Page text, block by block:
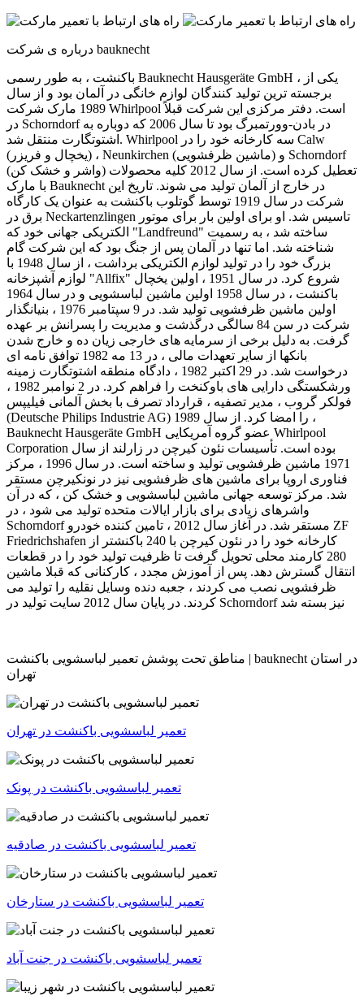
درباره ی شرکت bauknecht
باکنشت ، به طور رسمی Bauknecht Hausgeräte GmbH ، یکی از
برجسته ترین تولید کنندگان لوازم خانگی در آلمان بود و از سال
1989 مارک شرکت Whirlpool است. دفتر مرکزی این شرکت قبلاً
در Schorndorf در بادن-وورتمبرگ بود تا سال 2006 که دوباره به
اشتوتگارت منتقل شد. Whirlpool سه کارخانه خود را در Calw
(یخچال و فریزر) ، Neunkirchen (ماشین ظرفشویی) و Schorndorf
(واشر و خشک کن) تعطیل کرده است. از سال 2012 کلیه محصولات
با مارک Bauknecht در خارج از آلمان تولید می شوند. تاریخ این
شرکت در سال 1919 توسط گوتلوب باکنشت به عنوان یک کارگاه
برق در Neckartenzlingen تاسیس شد. او برای اولین بار برای موتور
الکتریکی جهانی خود که "Landfreund" ساخته شد ، به رسمیت
شناخته شد. اما تنها در آلمان پس از جنگ بود که این شرکت گام
بزرگ خود را در تولید لوازم الکتریکی برداشت ، از سال 1948 با
لوازم آشپزخانه "Allfix" شروع کرد. در سال 1951 ، اولین یخچال
باکنشت ، در سال 1958 اولین ماشین لباسشویی و در سال 1964
اولین ماشین ظرفشویی تولید شد. در 9 سپتامبر 1976 ، بنیانگذار
شرکت در سن 84 سالگی درگذشت و مدیریت را پسرانش بر عهده
گرفت. به دلیل برخی از سرمایه های خارجی زیان ده و خارج شدن
بانکها از سایر تعهدات مالی ، در 13 مه 1982 توافق نامه ای
درخواست شد. در 29 اکتبر 1982 ، دادگاه منطقه اشتوتگارت زمینه
ورشکستگی دارایی های باوکنخت را فراهم کرد. در 2 نوامبر 1982 ،
فولکر گروب ، مدیر تصفیه ، قرارداد تصرف با بخش آلمانی فیلیپس
(Deutsche Philips Industrie AG) را امضا کرد. از سال 1989 ،
Bauknecht Hausgeräte GmbH عضو گروه آمریکایی Whirlpool
Corporation بوده است. تأسیسات نئون کیرچن در زارلند از سال
1971 ماشین ظرفشویی تولید و ساخته است. در سال 1996 ، مرکز
فناوری اروپا برای ماشین های ظرفشویی نیز در نونکیرچن مستقر
شد. مرکز توسعه جهانی ماشین لباسشویی و خشک کن ، که در آن
واشرهای زیادی برای بازار ایالات متحده تولید می شود ، در
Schorndorf مستقر شد. در آغاز سال 2012 ، تامین کننده خودرو ZF
Friedrichshafen کارخانه خود را در نئون کیرچن با 240 باکنشتر از
280 کارمند محلی تحویل گرفت تا ظرفیت تولید خود را در قطعات
انتقال گسترش دهد. پس از آموزش مجدد ، کارکنانی که قبلا ماشین
ظرفشویی نصب می کردند ، جعبه دنده وسایل نقلیه را تولید می
کردند. در پایان سال 2012 سایت تولید در Schorndorf نیز بسته شد
مناطق تحت پوشش تعمیر لباسشویی باکنشت | bauknecht
تهران
تعمیر لباسشویی باکنشت در تهران
تعمیر لباسشویی باکنشت در پونک
تعمیر لباسشویی باکنشت در صادقیه
تعمیر لباسشویی باکنشت در ستارخان
تعمیر لباسشویی باکنشت در جنت آباد